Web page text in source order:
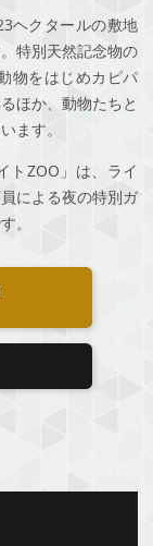
ヘクタールの敷地
特別天然記念物の
物をはじめカピパ
ほか、動物たちと
ます。
トZOO」は、ライ
による夜の特別ガ
。